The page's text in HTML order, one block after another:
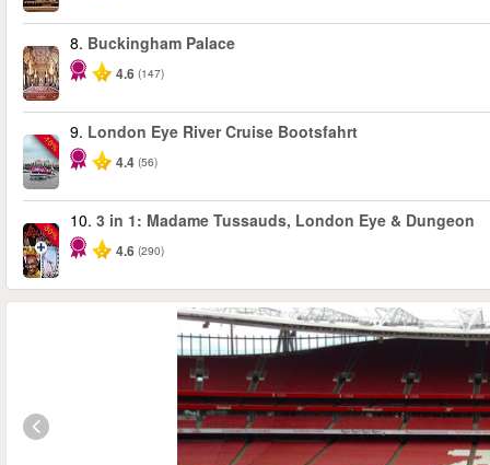
8. Buckingham Palace
4.6 (147)
-10%
9. London Eye River Cruise Bootsfahrt
4.4 (56)
-30%
10. 3 in 1: Madame Tussauds, London Eye & Dungeon
4.6 (290)